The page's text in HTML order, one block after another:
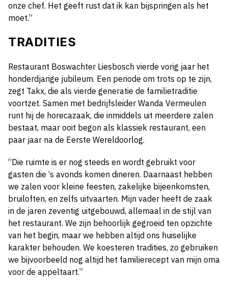
onze chef. Het geeft rust dat ik kan bijspringen als het
moet.”
TRADITIES
Restaurant Boswachter Liesbosch vierde vorig jaar het
honderdjarige jubileum. Een periode om trots op te zijn,
zegt Takx, die als vierde generatie de familietraditie
voortzet. Samen met bedrijfsleider Wanda Vermeulen
runt hij de horecazaak, die inmiddels uit meerdere zalen
bestaat, maar ooit begon als klassiek restaurant, een
paar jaar na de Eerste Wereldoorlog.
“Die ruimte is er nog steeds en wordt gebruikt voor
gasten die ‘s avonds komen dineren. Daarnaast hebben
we zalen voor kleine feesten, zakelijke bijeenkomsten,
bruiloften, en zelfs uitvaarten. Mijn vader heeft de zaak
in de jaren zeventig uitgebouwd, allemaal in de stijl van
het restaurant. We zijn behoorlijk gegroeid ten opzichte
van het begin, maar we hebben altijd ons huiselijke
karakter behouden. We koesteren tradities, zo gebruiken
we bijvoorbeeld nog altijd het familierecept van mijn oma
voor de appeltaart.”